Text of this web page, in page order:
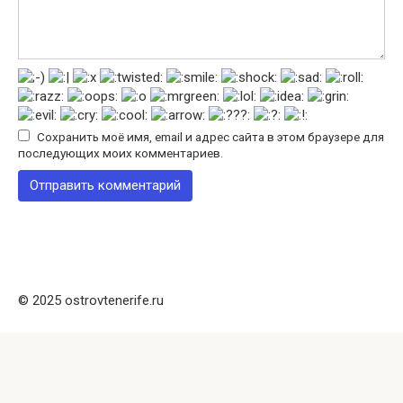
Сохранить моё имя, email и адрес сайта в этом браузере для
последующих моих комментариев.
© 2025 ostrovtenerife.ru